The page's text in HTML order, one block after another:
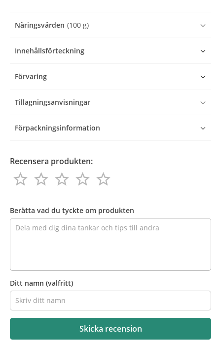
Näringsvärden (100 g)
Innehållsförteckning
Förvaring
Tillagningsanvisningar
Förpackningsinformation
Recensera produkten:
star_border
star_border star_border
star_border star_border
star_border star_border
star_border star_border
star_border
produkten
Berätta vad du tyckte om produkten
Ditt namn (valfritt)
Skicka recension